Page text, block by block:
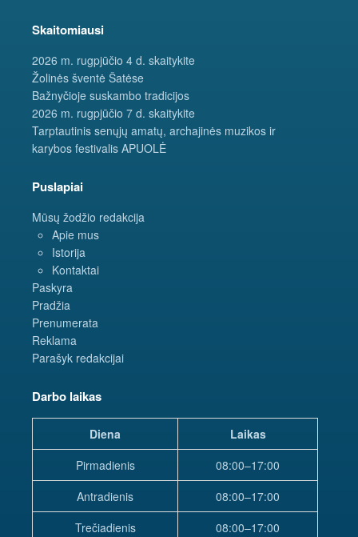
Skaitomiausi
2026 m. rugpjūčio 4 d. skaitykite
Žolinės šventė Šatėse
Bažnyčioje suskambo tradicijos
2026 m. rugpjūčio 7 d. skaitykite
Tarptautinis senųjų amatų, archajinės muzikos ir
karybos festivalis APUOLĖ
Puslapiai
Mūsų žodžio redakcija
Apie mus
Istorija
Kontaktai
Paskyra
Pradžia
Prenumerata
Reklama
Parašyk redakcijai
Darbo laikas
Diena
Laikas
Pirmadienis
08:00–17:00
Antradienis
08:00–17:00
Trečiadienis
08:00–17:00